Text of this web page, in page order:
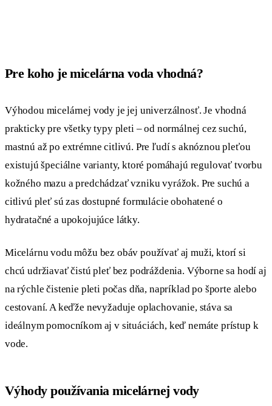
Pre koho je micelárna voda vhodná?
Výhodou micelárnej vody je jej univerzálnosť. Je vhodná
prakticky pre všetky typy pleti – od normálnej cez suchú,
mastnú až po extrémne citlivú. Pre ľudí s aknóznou pleťou
existujú špeciálne varianty, ktoré pomáhajú regulovať tvorbu
kožného mazu a predchádzať vzniku vyrážok. Pre suchú a
citlivú pleť sú zas dostupné formulácie obohatené o
hydratačné a upokojujúce látky.
Micelárnu vodu môžu bez obáv používať aj muži, ktorí si
chcú udržiavať čistú pleť bez podráždenia. Výborne sa hodí aj
na rýchle čistenie pleti počas dňa, napríklad po športe alebo
cestovaní. A keďže nevyžaduje oplachovanie, stáva sa
ideálnym pomocníkom aj v situáciách, keď nemáte prístup k
vode.
Výhody používania micelárnej vody